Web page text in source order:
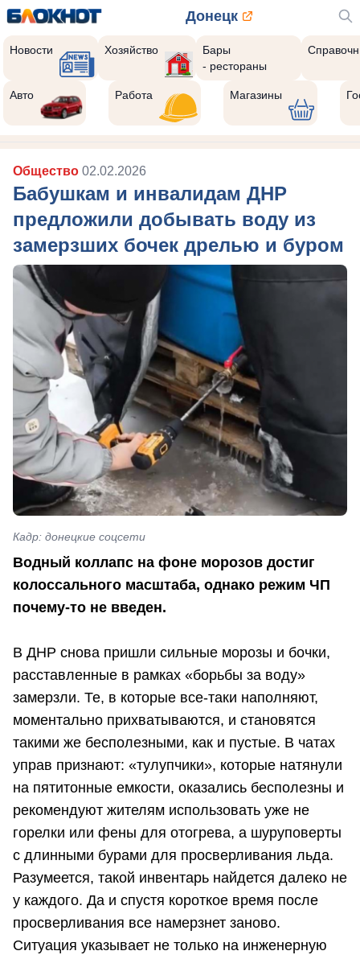
Донецк
Новости Хозяйство
Бары
- рестораны
Авто Работа Магазины
Общество 02.02.2026
Бабушкам и инвалидам ДНР
предложили добывать воду из
замерзших бочек дрелью и буром
Кадр: донецкие соцсети
Водный коллапс на фоне морозов достиг
колоссального масштаба, однако режим ЧП
почему-то не введен.
В ДНР снова пришли сильные морозы и бочки,
расставленные в рамках «борьбы за воду»
замерзли. Те, в которые все-таки наполняют,
моментально прихватываются, и становятся
такими же бесполезными, как и пустые. В чатах
управ признают: «тулупчики», которые натянули
на пятитонные емкости, оказались бесполезны и
рекомендуют жителям использовать уже не
горелки или фены для отогрева, а шуруповерты
с длинными бурами для просверливания льда.
Разумеется, такой инвентарь найдется далеко не
у каждого. Да и спустя короткое время после
просверливания все намерзнет заново.
Ситуация указывает не только на инженерную